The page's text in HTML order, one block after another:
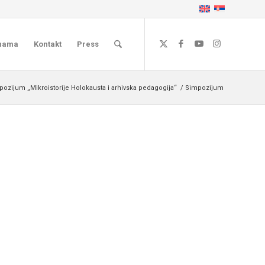
Kontakt Press
„Mikroistorije Holokausta i arhivska pedagogija“ / Simpozijum